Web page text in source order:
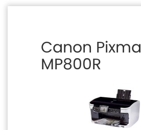
Canon Pixma
MP800R